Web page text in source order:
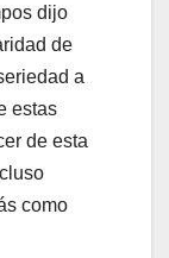
dijo
de
a
estas
de esta
como